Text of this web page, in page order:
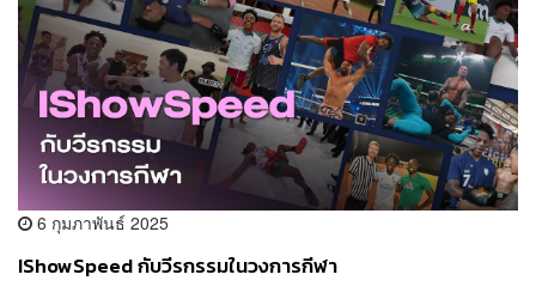
6 กุมภาพันธ์ 2025
IShowSpeed กับวีรกรรมในวงการกีฬา